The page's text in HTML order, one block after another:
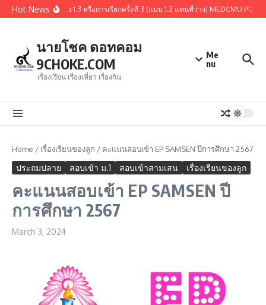
Skip to content
Hot News
ผ่านการคัดเลือกรอบ 1.3 หรือการเรียกครั้งที่ 3 (แบบ 1.2 แทนที่ว่าง) MEDCMU
นายโชค ดอทคอม
9CHOKE.COM
เรื่องเรียน เรื่องเที่ยว เรื่องกิน
Me
nu
Home / เรื่องเรียนของลูก / คะแนนสอบเข้า EP SAMSEN ปีการศึกษา 2567
ประถมปลาย สอบเข้า ม.1 สอบเข้าสามเสน เรื่องเรียนของลูก
คะแนนสอบเข้า EP SAMSEN ปี
การศึกษา 2567
March 3, 2024